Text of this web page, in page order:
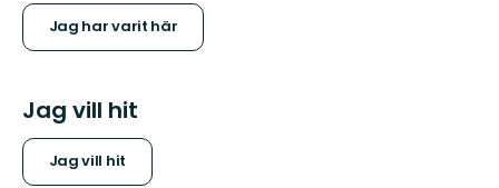
Jag har varit här
Jag vill hit
Jag vill hit